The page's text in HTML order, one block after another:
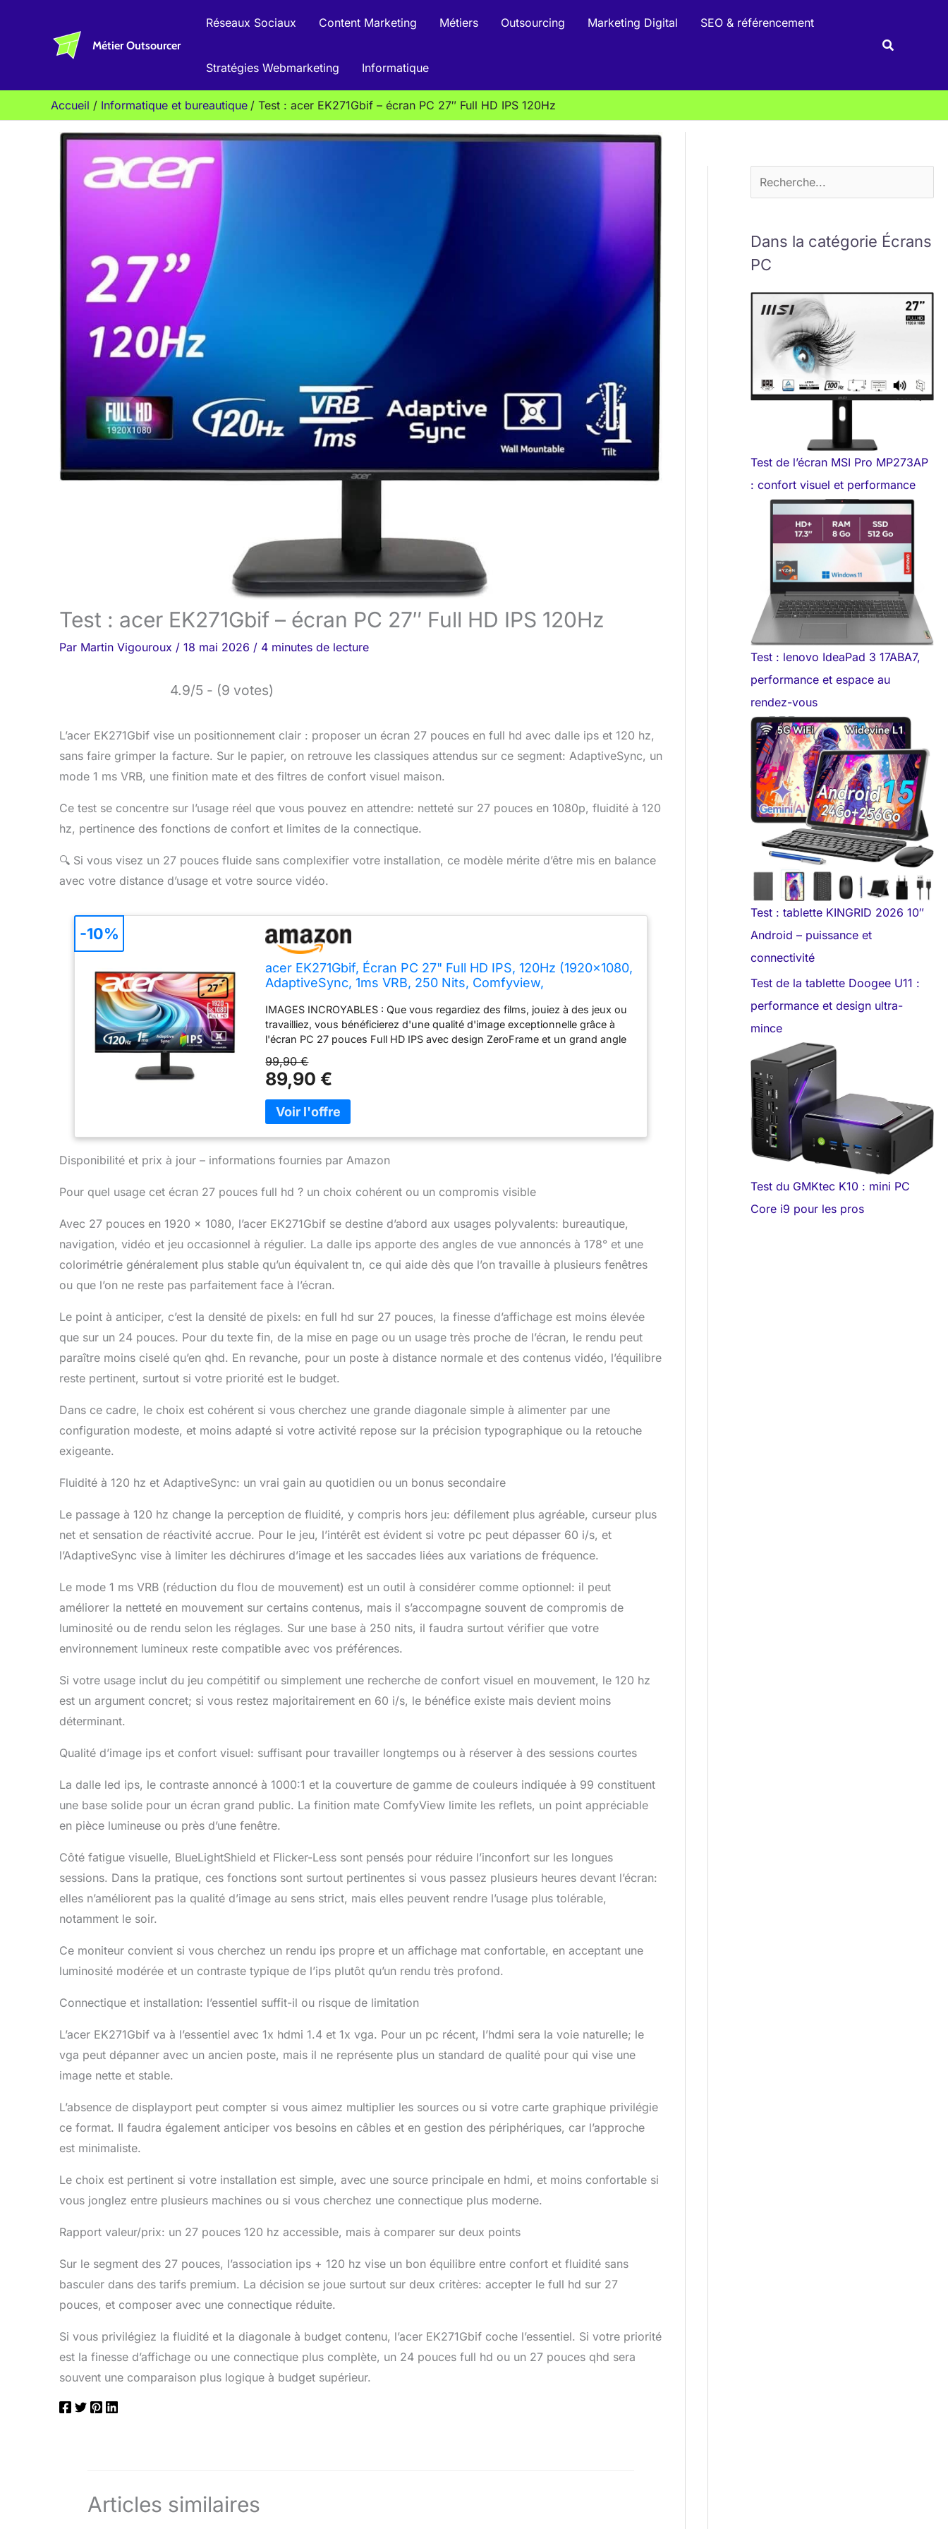
Métier Outsourcer
Réseaux Sociaux Content Marketing Métiers Outsourcing Marketing Digital SEO & référencement
Stratégies Webmarketing Informatique
Accueil Informatique et bureautique Test : acer EK271Gbif – écran PC 27″ Full HD IPS 120Hz
Test : acer EK271Gbif – écran PC 27″ Full HD IPS 120Hz
Par Martin Vigouroux / 18 mai 2026 / 4 minutes de lecture
4.9/5 - (9 votes)
L’acer EK271Gbif vise un positionnement clair : proposer un écran 27 pouces en full hd avec dalle ips et 120 hz,
sans faire grimper la facture. Sur le papier, on retrouve les classiques attendus sur ce segment: AdaptiveSync, un
mode 1 ms VRB, une finition mate et des filtres de confort visuel maison.
Ce test se concentre sur l’usage réel que vous pouvez en attendre: netteté sur 27 pouces en 1080p, fluidité à 120
hz, pertinence des fonctions de confort et limites de la connectique.
🔍 Si vous visez un 27 pouces fluide sans complexifier votre installation, ce modèle mérite d’être mis en balance
avec votre distance d’usage et votre source vidéo.
acer EK271Gbif, Écran PC 27" Full HD IPS, 120Hz (1920x1080,
AdaptiveSync, 1ms VRB, 250 Nits, Comfyview,
PC, Couleur Noir
IMAGES INCROYABLES : Que vous regardiez des films, jouiez à des jeux ou
travailliez, vous bénéficierez d'une qualité d'image exceptionnelle grâce à
l'écran PC 27 pouces Full HD IPS avec design ZeroFrame et un grand angle
fatigue avec les technologies Acer BlueLightShield et Flickerless, et évitez les
reflets grâce à Acer ComfyView et Low Dimming SUPERBEMENT
SYNCHRONISÉ : Obtenez une expérience de jeu fluide, sans déchirure, et
profitez de visuels réactifs grâce à ce moniteur AdaptiveSync RÉPONSE
HAUTE VITESSE : Dites adieu aux retards grâce à la haute fréquence de
rafraîchissement de 120 Hz de l'écran, et profitez d'images nettes grâce au
temps de réponse ultra-court de 1 ms (VRB) ÉCRAN ERGONOMIQUE :
que vous travailliez, jouiez ou regardiez un film
99,90 €
89,90 €
-10%
Disponibilité et prix à jour – informations fournies par Amazon
Pour quel usage cet écran 27 pouces full hd ? un choix cohérent ou un compromis visible
Avec 27 pouces en 1920 x 1080, l’acer EK271Gbif se destine d’abord aux usages polyvalents: bureautique,
navigation, vidéo et jeu occasionnel à régulier. La dalle ips apporte des angles de vue annoncés à 178° et une
colorimétrie généralement plus stable qu’un équivalent tn, ce qui aide dès que l’on travaille à plusieurs fenêtres
ou que l’on ne reste pas parfaitement face à l’écran.
Le point à anticiper, c’est la densité de pixels: en full hd sur 27 pouces, la finesse d’affichage est moins élevée
que sur un 24 pouces. Pour du texte fin, de la mise en page ou un usage très proche de l’écran, le rendu peut
paraître moins ciselé qu’en qhd. En revanche, pour un poste à distance normale et des contenus vidéo, l’équilibre
reste pertinent, surtout si votre priorité est le budget.
Dans ce cadre, le choix est cohérent si vous cherchez une grande diagonale simple à alimenter par une
configuration modeste, et moins adapté si votre activité repose sur la précision typographique ou la retouche
exigeante.
Fluidité à 120 hz et AdaptiveSync: un vrai gain au quotidien ou un bonus secondaire
Le passage à 120 hz change la perception de fluidité, y compris hors jeu: défilement plus agréable, curseur plus
net et sensation de réactivité accrue. Pour le jeu, l’intérêt est évident si votre pc peut dépasser 60 i/s, et
l’AdaptiveSync vise à limiter les déchirures d’image et les saccades liées aux variations de fréquence.
Le mode 1 ms VRB (réduction du flou de mouvement) est un outil à considérer comme optionnel: il peut
améliorer la netteté en mouvement sur certains contenus, mais il s’accompagne souvent de compromis de
luminosité ou de rendu selon les réglages. Sur une base à 250 nits, il faudra surtout vérifier que votre
environnement lumineux reste compatible avec vos préférences.
Si votre usage inclut du jeu compétitif ou simplement une recherche de confort visuel en mouvement, le 120 hz
est un argument concret; si vous restez majoritairement en 60 i/s, le bénéfice existe mais devient moins
déterminant.
Qualité d’image ips et confort visuel: suffisant pour travailler longtemps ou à réserver à des sessions courtes
La dalle led ips, le contraste annoncé à 1000:1 et la couverture de gamme de couleurs indiquée à 99 constituent
une base solide pour un écran grand public. La finition mate ComfyView limite les reflets, un point appréciable
en pièce lumineuse ou près d’une fenêtre.
Côté fatigue visuelle, BlueLightShield et Flicker-Less sont pensés pour réduire l’inconfort sur les longues
sessions. Dans la pratique, ces fonctions sont surtout pertinentes si vous passez plusieurs heures devant l’écran:
elles n’améliorent pas la qualité d’image au sens strict, mais elles peuvent rendre l’usage plus tolérable,
notamment le soir.
Ce moniteur convient si vous cherchez un rendu ips propre et un affichage mat confortable, en acceptant une
luminosité modérée et un contraste typique de l’ips plutôt qu’un rendu très profond.
Connectique et installation: l’essentiel suffit-il ou risque de limitation
L’acer EK271Gbif va à l’essentiel avec 1x hdmi 1.4 et 1x vga. Pour un pc récent, l’hdmi sera la voie naturelle; le
vga peut dépanner avec un ancien poste, mais il ne représente plus un standard de qualité pour qui vise une
image nette et stable.
L’absence de displayport peut compter si vous aimez multiplier les sources ou si votre carte graphique privilégie
ce format. Il faudra également anticiper vos besoins en câbles et en gestion des périphériques, car l’approche
est minimaliste.
Le choix est pertinent si votre installation est simple, avec une source principale en hdmi, et moins confortable si
vous jonglez entre plusieurs machines ou si vous cherchez une connectique plus moderne.
Rapport valeur/prix: un 27 pouces 120 hz accessible, mais à comparer sur deux points
Sur le segment des 27 pouces, l’association ips + 120 hz vise un bon équilibre entre confort et fluidité sans
basculer dans des tarifs premium. La décision se joue surtout sur deux critères: accepter le full hd sur 27
pouces, et composer avec une connectique réduite.
Si vous privilégiez la fluidité et la diagonale à budget contenu, l’acer EK271Gbif coche l’essentiel. Si votre priorité
est la finesse d’affichage ou une connectique plus complète, un 24 pouces full hd ou un 27 pouces qhd sera
souvent une comparaison plus logique à budget supérieur.
Articles similaires
r
h
Dans la catégorie Écrans
PC
Test de l’écran MSI Pro MP273AP
: confort visuel et performance
Test : lenovo IdeaPad 3 17ABA7,
performance et espace au
rendez-vous
Test : tablette KINGRID 2026 10″
Android – puissance et
connectivité
Test de la tablette Doogee U11 :
performance et design ultra-
mince
Test du GMKtec K10 : mini PC
Core i9 pour les pros